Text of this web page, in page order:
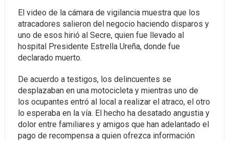
El video de la cámara de vigilancia muestra que los
atracadores salieron del negocio haciendo disparos y
uno de esos hirió al Secre, quien fue llevado al
hospital Presidente Estrella Ureña, donde fue
declarado muerto.
De acuerdo a testigos, los delincuentes se
desplazaban en una motocicleta y mientras uno de
los ocupantes entró al local a realizar el atraco, el otro
lo esperaba en la vía. El hecho ha desatado angustia y
dolor entre familiares y amigos que han adelantado el
pago de recompensa a quien ofrezca información